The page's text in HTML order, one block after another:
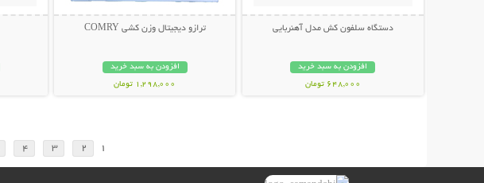
دستگاه سلفون کش مدل آهنربایی
افزودن به سبد خرید
648,000 تومان
ترازو دیجیتال وزن کشی COMRY
افزودن به سبد خرید
1,298,000 تومان
1
2
3
4